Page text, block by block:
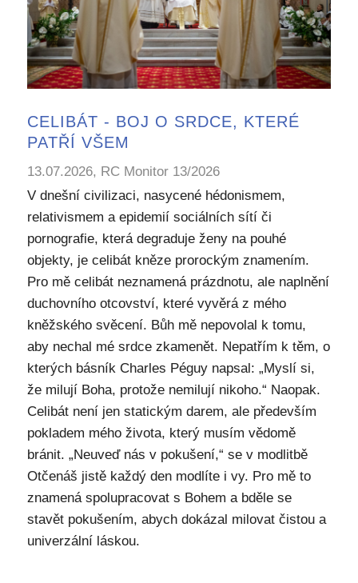
CELIBÁT - BOJ O SRDCE, KTERÉ
PATŘÍ VŠEM
13.07.2026, RC Monitor 13/2026
V dnešní civilizaci, nasycené hédonismem,
relativismem a epidemií sociálních sítí či
pornografie, která degraduje ženy na pouhé
objekty, je celibát kněze prorockým znamením.
Pro mě celibát neznamená prázdnotu, ale naplnění
duchovního otcovství, které vyvěrá z mého
kněžského svěcení. Bůh mě nepovolal k tomu,
aby nechal mé srdce zkamenět. Nepatřím k těm, o
kterých básník Charles Péguy napsal: „Myslí si,
že milují Boha, protože nemilují nikoho.“ Naopak.
Celibát není jen statickým darem, ale především
pokladem mého života, který musím vědomě
bránit. „Neuveď nás v pokušení,“ se v modlitbě
Otčenáš jistě každý den modlíte i vy. Pro mě to
znamená spolupracovat s Bohem a bděle se
stavět pokušením, abych dokázal milovat čistou a
univerzální láskou.